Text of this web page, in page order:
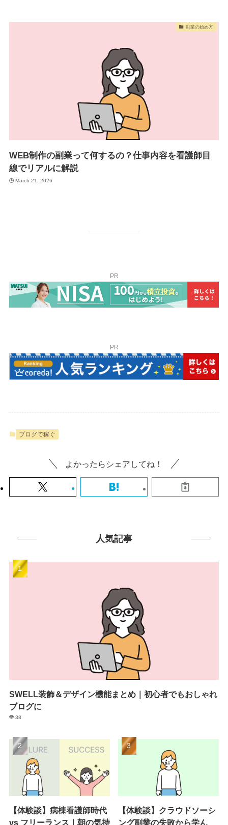
副業の始め方
WEB制作の副業って何するの？仕事内容を看護師目
線でリアルに解説
March 21, 2026
PR
PR
ブログで稼ぐ
よかったらシェアしてね！
人気記事
SWELL装飾＆デザイン機能まとめ｜初心者でもおしゃれ
ブログに
38
【体験談】病棟看護師時代
vs フリーランス｜朝の気持
【体験談】クラウドソーシ
ング副業の失敗から学ん